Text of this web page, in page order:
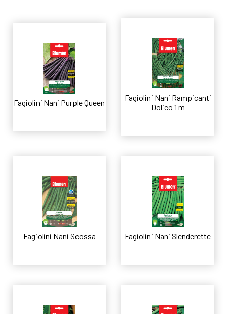
Fagiolini Nani Purple Queen
Fagiolini Nani Rampicanti
Dolico 1 m
Fagiolini Nani Scossa Fagiolini Nani Slenderette